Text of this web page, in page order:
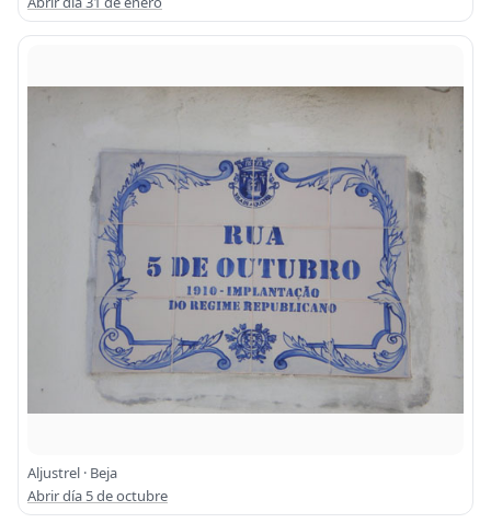
Aljustrel · Beja
Abrir día 5 de octubre